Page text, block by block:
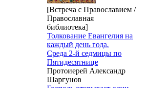
[Встреча с Православием /
Православная
библиотека]
Толкование Евангелия на
каждый день года.
Среда 2-й седмицы по
Пятидесятнице
Протоиерей Александр
Шаргунов